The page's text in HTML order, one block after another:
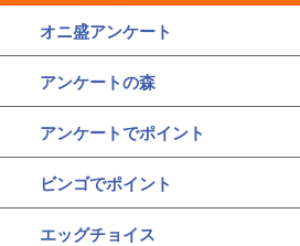
オニ盛アンケート
アンケートの森
アンケートでポイント
ビンゴでポイント
エッグチョイス